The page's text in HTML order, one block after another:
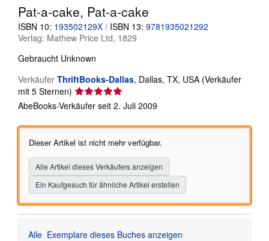
SCHLIESSEN
Pat-a-cake, Pat-a-cake
ISBN 10: 193502129X / ISBN 13: 9781935021292
Verlag: Mathew Price Ltd, 1829
Gebraucht Unknown
Verkäufer ThriftBooks-Dallas, Dallas, TX, USA (Verkäufer
mit 5 Sternen) Verkäuferbewertung
5
5
Sternen
AbeBooks-Verkäufer seit 2. Juli 2009
Dieser Artikel ist nicht mehr verfügbar.
Alle Artikel dieses Verkäufers anzeigen
Ein Kaufgesuch für ähnliche Artikel erstellen
Alle Exemplare dieses Buches anzeigen